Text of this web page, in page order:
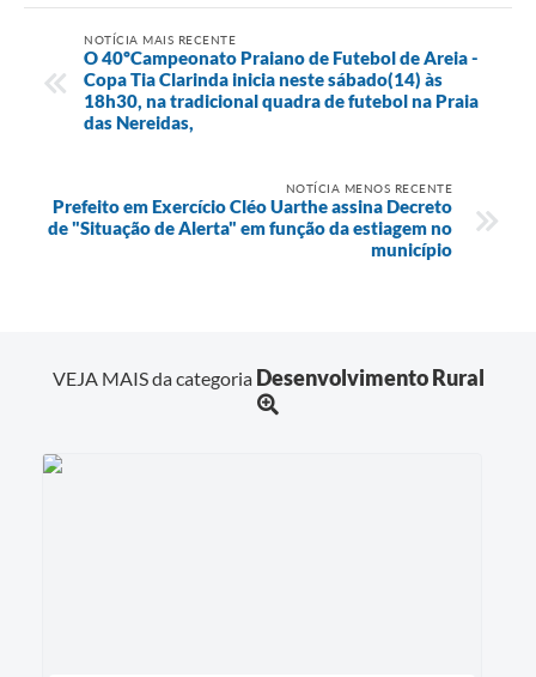
NOTÍCIA MAIS RECENTE
O 40ºCampeonato Praiano de Futebol de Areia -
Copa Tia Clarinda inicia neste sábado(14) às
18h30, na tradicional quadra de futebol na Praia
das Nereidas,
NOTÍCIA MENOS RECENTE
Prefeito em Exercício Cléo Uarthe assina Decreto
de "Situação de Alerta" em função da estiagem no
município
VEJA MAIS da categoria Desenvolvimento Rural